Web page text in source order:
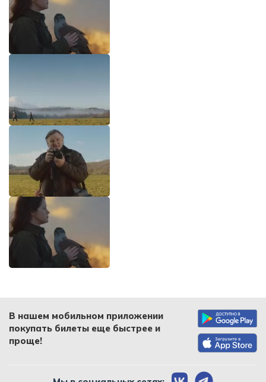
В нашем мобильном приложении
покупать билеты еще быстрее и
проще!